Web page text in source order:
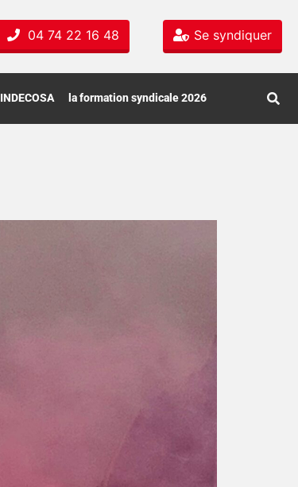
04 74 22 16 48 Se syndiquer
INDECOSA la formation syndicale 2026